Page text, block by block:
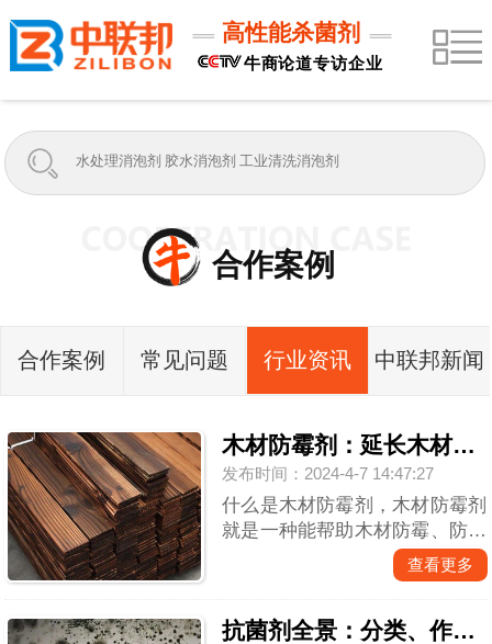
高性能杀菌剂
牛商论道专访企业
合作案例
合作案例 常见问题 行业资讯 中联邦新闻
木材防霉剂：延长木材寿命
发布时间：2024-4-7 14:47:27
什么是木材防霉剂，木材防霉剂
就是一种能帮助木材防霉、防蓝
变、防虫的药剂，可以去除多种
细菌、虫子、及霉菌孢子引起霉
能渗入木材，抗流失性好，不易
查看更多
抗菌剂全景：分类、作用机制与应用领域